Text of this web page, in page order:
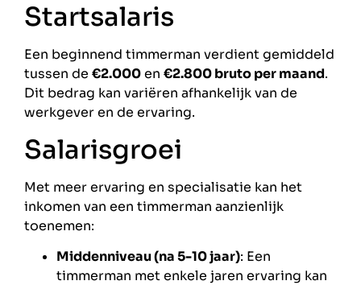
Startsalaris
Een beginnend timmerman verdient gemiddeld
tussen de €2.000en €2.800 bruto per maand.
Dit bedrag kan variëren afhankelijk van de
werkgever en de ervaring.
Salarisgroei
Met meer ervaring en specialisatie kan het
inkomen van een timmerman aanzienlijk
toenemen:
Middenniveau (na 5-10 jaar): Een
timmerman met enkele jaren ervaring kan